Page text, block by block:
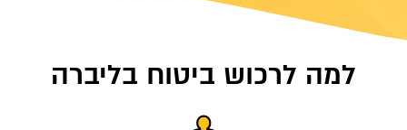
למה לרכוש ביטוח בליברה